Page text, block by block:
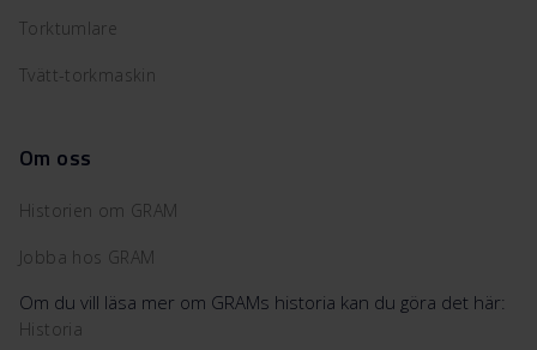
Torktumlare
Tvätt-torkmaskin
Om oss
Historien om GRAM
Jobba hos GRAM
Om du vill läsa mer om GRAMs historia kan du göra det här:
Historia